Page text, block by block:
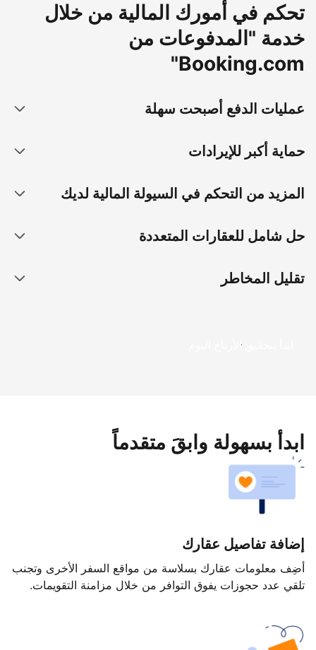
تحكم في أمورك المالية من خلال
خدمة "المدفوعات من
Booking.com"
عمليات الدفع أصبحت سهلة
حماية أكبر للإيرادات
المزيد من التحكم في السيولة المالية لديك
حل شامل للعقارات المتعددة
تقليل المخاطر
ابدأ بتحقيق الأرباح اليوم
ابدأ بسهولة وابقَ متقدماً
إضافة تفاصيل عقارك
أضِف معلومات عقارك بسلاسة من مواقع السفر الأخرى وتجنب
تلقي عدد حجوزات يفوق التوافر من خلال مزامنة التقويمات.